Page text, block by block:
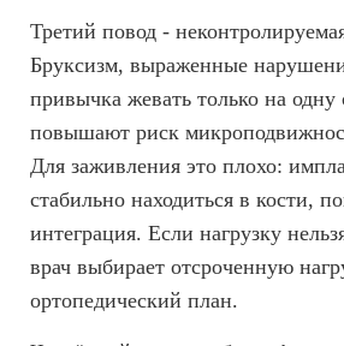
Третий повод -
Бруксизм, выраженные
привычка жевать только на одну
повышают риск
Для заживления это плохо:
стабильно находиться в кости,
интеграция. Если нагрузку
врач выбирает отсроченную
ортопедический план.